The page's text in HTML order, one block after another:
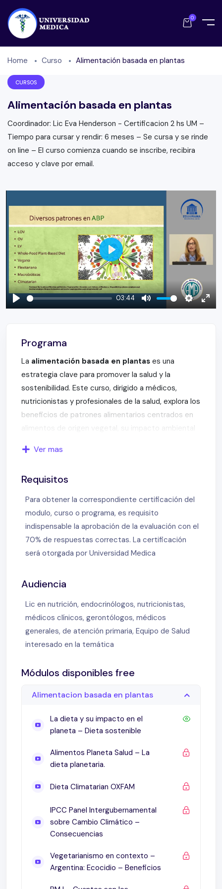
0
Home Curso Alimentación basada en plantas
CURSOS
Alimentación basada en plantas
Coordinador: Lic Eva Henderson - Certificacion 2 hs UM –
Tiempo para cursar y rendir: 6 meses – Se cursa y se rinde
on line – El curso comienza cuando se inscribe, recibira
acceso y clave por email.
Play
03:44
Mute Settings
Play
Programa
La alimentación basada en plantas es una
estrategia clave para promover la salud y la
sostenibilidad. Este curso, dirigido a médicos,
nutricionistas y profesionales de la salud, explora los
beneficios de patrones alimentarios centrados en
alimentos de origen vegetal, su impacto ambiental
implementar estas dietas en contextos clínicos,
planetaria y patrones como “Mi Plato Vegano”.
También se estudiará el respaldo científico de
instituciones como la Academia de Nutrición y
Dietética, el informe Eat Lancet 2019 y las
recomendaciones del IPCC sobre cambio climático.
Temas destacados del curso:
Diversos patrones en la alimentación basada en
plantas: dieta planetaria, climática y vegana.
Impacto ambiental: cómo estas dietas
contribuyen a mitigar el cambio climático.
seguridad en todas las etapas de la vida.
plantas y “Mi Plato Vegano”.
¿Por qué inscribirte?
científicas para aplicar dietas basadas en plantas
en el ámbito profesional, beneficiando tanto a tus
pacientes como al medio ambiente.
¿Qué aprenderás en este curso?
Patrones alimentarios en la alimentación
veganismo y dieta planetaria.
Impacto ambiental:Dietas sostenibles y su
relación con el cambio climático.
Ver mas
Requisitos
Para obtener la correspondiente certificación del
modulo, curso o programa, es requisito
indispensable la aprobación de la evaluación con el
70% de respuestas correctas. La certificación
será otorgada por Universidad Medica
Audiencia
Lic en nutrición, endocrinólogos, nutricionistas,
médicos clínicos, gerontólogos, médicos
generales, de atención primaria, Equipo de Salud
interesado en la temática
Módulos disponibles free
Alimentacion basada en plantas
La dieta y su impacto en el
planeta – Dieta sostenible
Alimentos Planeta Salud – La
dieta planetaria.
Dieta Climatarian OXFAM
IPCC Panel Intergubernamental
sobre Cambio Climático –
Consecuencias
Vegetarianismo en contexto –
Argentina: Ecocidio – Beneficios